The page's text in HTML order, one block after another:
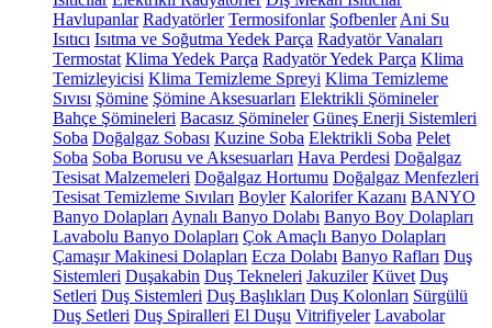
Havlupanlar Radyatörler Termosifonlar Şofbenler Ani Su
Isıtıcı Isıtma ve Soğutma Yedek Parça Radyatör Vanaları
Termostat Klima Yedek Parça Radyatör Yedek Parça Klima
Temizleyicisi Klima Temizleme Spreyi Klima Temizleme
Sıvısı Şömine Şömine Aksesuarları Elektrikli Şömineler
Bahçe Şömineleri Bacasız Şömineler Güneş Enerji Sistemleri
Soba Doğalgaz Sobası Kuzine Soba Elektrikli Soba Pelet
Soba Soba Borusu ve Aksesuarları Hava Perdesi Doğalgaz
Tesisat Malzemeleri Doğalgaz Hortumu Doğalgaz Menfezleri
Tesisat Temizleme Sıvıları Boyler Kalorifer Kazanı BANYO
Banyo Dolapları Aynalı Banyo Dolabı Banyo Boy Dolapları
Lavabolu Banyo Dolapları Çok Amaçlı Banyo Dolapları
Çamaşır Makinesi Dolapları Ecza Dolabı Banyo Rafları Duş
Sistemleri Duşakabin Duş Tekneleri Jakuziler Küvet Duş
Setleri Duş Sistemleri Duş Başlıkları Duş Kolonları Sürgülü
Duş Setleri Duş Spiralleri El Duşu Vitrifiyeler Lavabolar